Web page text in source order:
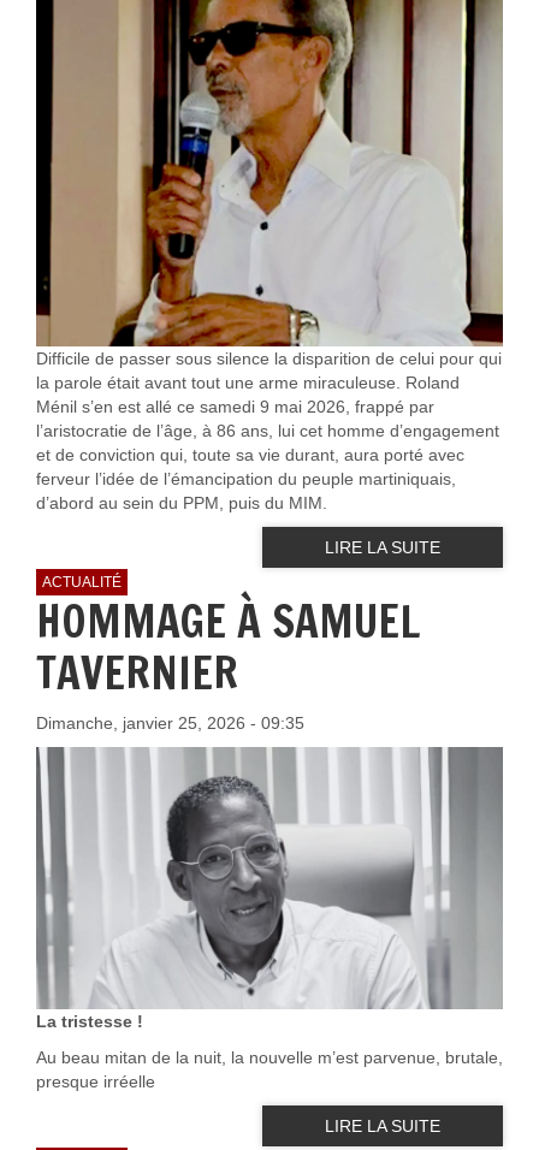
Difficile de passer sous silence la disparition de celui pour qui
la parole était avant tout une arme miraculeuse. Roland
Ménil s’en est allé ce samedi 9 mai 2026, frappé par
l’aristocratie de l’âge, à 86 ans, lui cet homme d’engagement
et de conviction qui, toute sa vie durant, aura porté avec
ferveur l’idée de l’émancipation du peuple martiniquais,
d’abord au sein du PPM, puis du MIM.
LIRE LA SUITE
ACTUALITÉ
HOMMAGE À SAMUEL
TAVERNIER
Dimanche, janvier 25, 2026 - 09:35
La tristesse !
Au beau mitan de la nuit, la nouvelle m’est parvenue, brutale,
presque irréelle
LIRE LA SUITE